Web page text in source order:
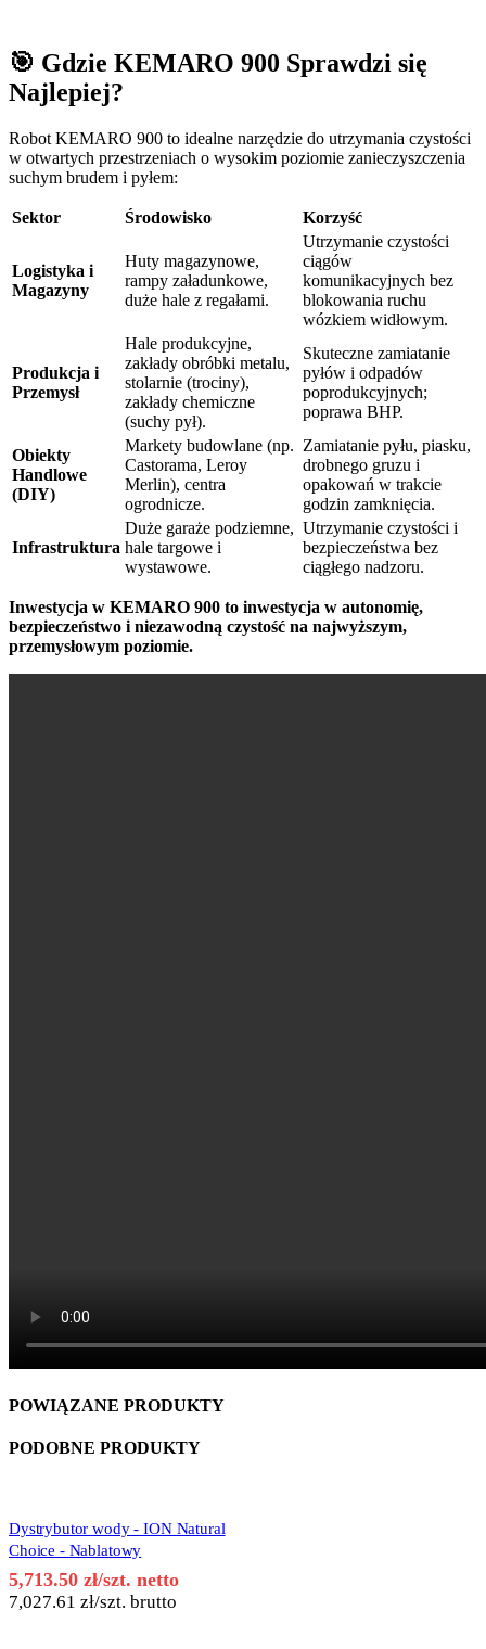
🎯 Gdzie KEMARO 900 Sprawdzi się
Najlepiej?
Robot KEMARO 900 to idealne narzędzie do utrzymania czystości
w otwartych przestrzeniach o wysokim poziomie zanieczyszczenia
suchym brudem i pyłem:
Sektor Środowisko Korzyść
Logistyka i
Magazyny
Huty magazynowe,
rampy załadunkowe,
duże hale z regałami.
Utrzymanie czystości
ciągów
komunikacyjnych bez
blokowania ruchu
wózkiem widłowym.
Produkcja i
Przemysł
Hale produkcyjne,
zakłady obróbki metalu,
stolarnie (trociny),
zakłady chemiczne
(suchy pył).
Skuteczne zamiatanie
pyłów i odpadów
poprodukcyjnych;
poprawa BHP.
Obiekty
Handlowe
(DIY)
Markety budowlane (np.
Castorama, Leroy
Merlin), centra
ogrodnicze.
Zamiatanie pyłu, piasku,
drobnego gruzu i
opakowań w trakcie
godzin zamknięcia.
Infrastruktura
Duże garaże podziemne,
hale targowe i
wystawowe.
Utrzymanie czystości i
bezpieczeństwa bez
ciągłego nadzoru.
Inwestycja w KEMARO 900 to inwestycja w autonomię,
bezpieczeństwo i niezawodną czystość na najwyższym,
przemysłowym poziomie.
POWIĄZANE PRODUKTY
PODOBNE PRODUKTY
Dystrybutor wody - ION Natural
Choice - Nablatowy
5,713.50 zł/szt. netto
7,027.61 zł/szt. brutto